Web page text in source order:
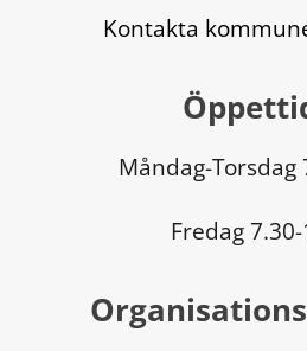
Kontakta
Måndag-Torsdag
Fredag